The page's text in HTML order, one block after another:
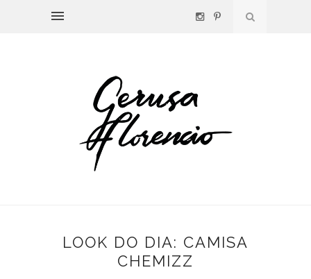
LOOK DO DIA: CAMISA
CHEMIZZ